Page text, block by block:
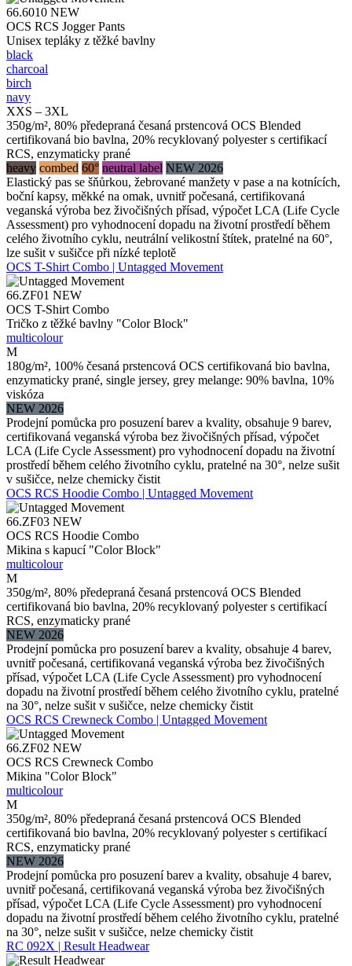
66.6010 NEW
OCS RCS Jogger Pants
Unisex tepláky z těžké bavlny
black
charcoal
birch
navy
XXS – 3XL
350g/m², 80% předepraná česaná prstencová OCS Blended
certifikovaná bio bavlna, 20% recyklovaný polyester s certifikací
RCS, enzymaticky prané
heavy combed 60° neutral label NEW 2026
Elastický pas se šňůrkou, žebrované manžety v pase a na kotnících,
boční kapsy, měkké na omak, uvnitř počesaná, certifikovaná
veganská výroba bez živočišných přísad, výpočet LCA (Life Cycle
Assessment) pro vyhodnocení dopadu na životní prostředí během
celého životního cyklu, neutrální velikostní štítek, pratelné na 60°,
lze sušit v sušičce při nízké teplotě
OCS T-Shirt Combo | Untagged Movement
66.ZF01 NEW
OCS T-Shirt Combo
Tričko z těžké bavlny "Color Block"
multicolour
M
180g/m², 100% česaná prstencová OCS certifikovaná bio bavlna,
enzymaticky prané, single jersey, grey melange: 90% bavlna, 10%
viskóza
NEW 2026
Prodejní pomůcka pro posuzení barev a kvality, obsahuje 9 barev,
certifikovaná veganská výroba bez živočišných přísad, výpočet
LCA (Life Cycle Assessment) pro vyhodnocení dopadu na životní
prostředí během celého životního cyklu, pratelné na 30°, nelze sušit
v sušičce, nelze chemicky čistit
OCS RCS Hoodie Combo | Untagged Movement
66.ZF03 NEW
OCS RCS Hoodie Combo
Mikina s kapucí "Color Block"
multicolour
M
350g/m², 80% předepraná česaná prstencová OCS Blended
certifikovaná bio bavlna, 20% recyklovaný polyester s certifikací
RCS, enzymaticky prané
NEW 2026
Prodejní pomůcka pro posuzení barev a kvality, obsahuje 4 barev,
uvnitř počesaná, certifikovaná veganská výroba bez živočišných
přísad, výpočet LCA (Life Cycle Assessment) pro vyhodnocení
dopadu na životní prostředí během celého životního cyklu, pratelné
na 30°, nelze sušit v sušičce, nelze chemicky čistit
OCS RCS Crewneck Combo | Untagged Movement
66.ZF02 NEW
OCS RCS Crewneck Combo
Mikina "Color Block"
multicolour
M
350g/m², 80% předepraná česaná prstencová OCS Blended
certifikovaná bio bavlna, 20% recyklovaný polyester s certifikací
RCS, enzymaticky prané
NEW 2026
Prodejní pomůcka pro posuzení barev a kvality, obsahuje 4 barev,
uvnitř počesaná, certifikovaná veganská výroba bez živočišných
přísad, výpočet LCA (Life Cycle Assessment) pro vyhodnocení
dopadu na životní prostředí během celého životního cyklu, pratelné
na 30°, nelze sušit v sušičce, nelze chemicky čistit
RC 092X | Result Headwear